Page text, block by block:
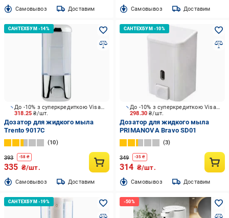
Cамовывоз Доставим Cамовывоз Доставим
318.25₴/шт.
До -10% з суперкредиткою Visa Вигода
Дозатор для жидкого мыла
Trento 9017C
10
393 -58 ₴
335 ₴/шт.
Cамовывоз Доставим
298.30₴/шт.
До -10% з суперкредиткою Visa Вигода
Дозатор для жидкого мыла
PRIMANOVA Bravo SD01
3
349 -35 ₴
314 ₴/шт.
Cамовывоз Доставим